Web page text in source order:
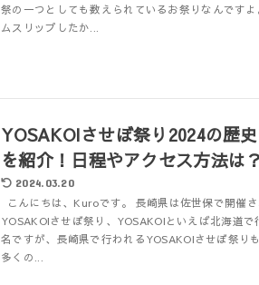
祭の一つとしても数えられているお祭りなんです
ムスリップしたか...
YOSAKOIさせぼ祭り2024の歴
を紹介！日程やアクセス方法は？
2024.03.20
こんにちは、Kuroです。 長崎県は佐世保で開催
YOSAKOIさせぼ祭り、YOSAKOIといえば北海道で
名ですが、長崎県で行われるYOSAKOIさせぼ祭り
多くの...